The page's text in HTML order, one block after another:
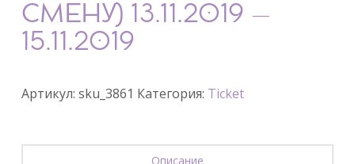
СМЕНУ) 13.11.2019 –
15.11.2019
Артикул: sku_3861 Категория: Ticket
Описание